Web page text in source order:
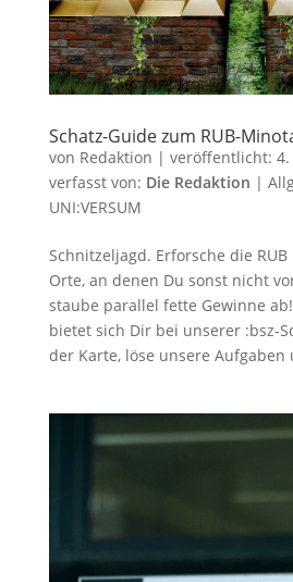
Schatz-Guide zum RUB-
von Redaktion | veröffentlicht:
verfasst von: Die Redaktion |
UNI:VERSUM
Schnitzeljagd. Erforsche die
Orte, an denen Du sonst nicht
staube parallel fette Gewinne
bietet sich Dir bei unserer :bsz-
der Karte, löse unsere Aufgaben